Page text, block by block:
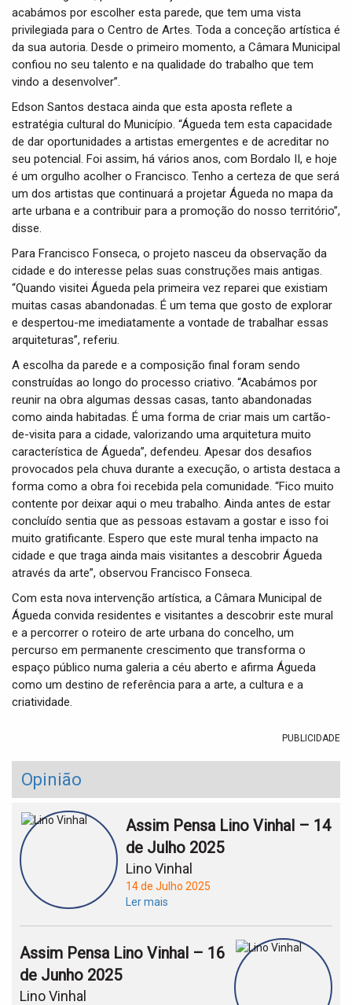
acabámos por escolher esta parede, que tem uma vista
privilegiada para o Centro de Artes. Toda a conceção artística é
da sua autoria. Desde o primeiro momento, a Câmara Municipal
confiou no seu talento e na qualidade do trabalho que tem
vindo a desenvolver”.
Edson Santos destaca ainda que esta aposta reflete a
estratégia cultural do Município. “Águeda tem esta capacidade
de dar oportunidades a artistas emergentes e de acreditar no
seu potencial. Foi assim, há vários anos, com Bordalo II, e hoje
é um orgulho acolher o Francisco. Tenho a certeza de que será
um dos artistas que continuará a projetar Águeda no mapa da
arte urbana e a contribuir para a promoção do nosso território”,
disse.
Para Francisco Fonseca, o projeto nasceu da observação da
cidade e do interesse pelas suas construções mais antigas.
“Quando visitei Águeda pela primeira vez reparei que existiam
muitas casas abandonadas. É um tema que gosto de explorar
e despertou-me imediatamente a vontade de trabalhar essas
arquiteturas”, referiu.
A escolha da parede e a composição final foram sendo
construídas ao longo do processo criativo. “Acabámos por
reunir na obra algumas dessas casas, tanto abandonadas
como ainda habitadas. É uma forma de criar mais um cartão-
de-visita para a cidade, valorizando uma arquitetura muito
característica de Águeda”, defendeu. Apesar dos desafios
provocados pela chuva durante a execução, o artista destaca a
forma como a obra foi recebida pela comunidade. “Fico muito
contente por deixar aqui o meu trabalho. Ainda antes de estar
concluído sentia que as pessoas estavam a gostar e isso foi
muito gratificante. Espero que este mural tenha impacto na
cidade e que traga ainda mais visitantes a descobrir Águeda
através da arte”, observou Francisco Fonseca.
Com esta nova intervenção artística, a Câmara Municipal de
Águeda convida residentes e visitantes a descobrir este mural
e a percorrer o roteiro de arte urbana do concelho, um
percurso em permanente crescimento que transforma o
espaço público numa galeria a céu aberto e afirma Águeda
como um destino de referência para a arte, a cultura e a
criatividade.
PUBLICIDADE
Opinião
Assim Pensa Lino Vinhal – 14
de Julho 2025
Lino Vinhal
14 de Julho 2025
Ler mais
Assim Pensa Lino Vinhal – 16
de Junho 2025
Lino Vinhal